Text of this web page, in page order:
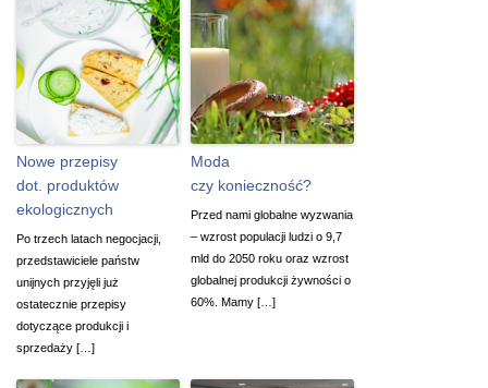
Nowe przepisy
dot. produktów
ekologicznych
Po trzech latach negocjacji,
przedstawiciele państw
unijnych przyjęli już
ostatecznie przepisy
dotyczące produkcji i
sprzedaży […]
Moda
czy konieczność?
Przed nami globalne wyzwania
– wzrost populacji ludzi o 9,7
mld do 2050 roku oraz wzrost
globalnej produkcji żywności o
60%. Mamy […]